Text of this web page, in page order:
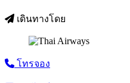
เดินทางโดย
โทรจอง